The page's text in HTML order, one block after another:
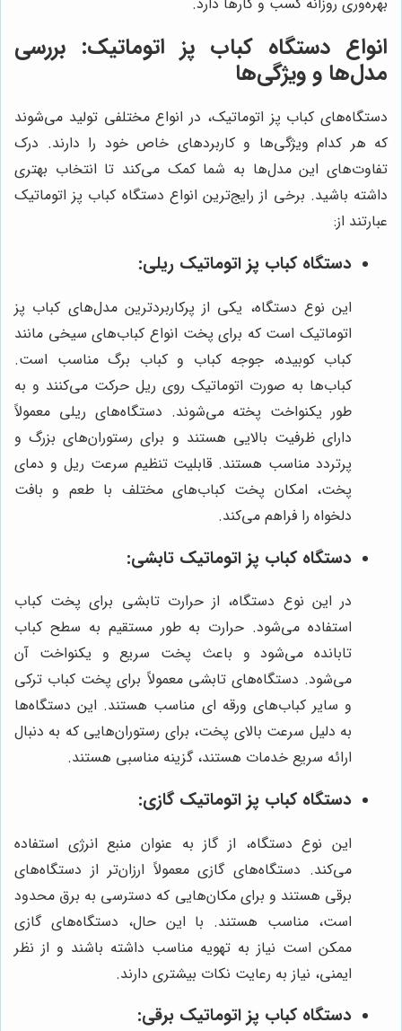
انواع دستگاه کباب پز اتوماتیک: بررسی
مدل‌ها و ویژگی‌ها
دستگاه‌های کباب پز اتوماتیک، در انواع مختلفی تولید می‌شوند
که هر کدام ویژگی‌ها و کاربردهای خاص خود را دارند. درک
تفاوت‌های این مدل‌ها به شما کمک می‌کند تا انتخاب بهتری
داشته باشید. برخی از رایج‌ترین انواع دستگاه کباب پز اتوماتیک
عبارتند از:
دستگاه کباب پز اتوماتیک ریلی:
این نوع دستگاه، یکی از پرکاربردترین مدل‌های کباب پز
اتوماتیک است که برای پخت انواع کباب‌های سیخی مانند
کباب کوبیده، جوجه کباب و کباب برگ مناسب است.
کباب‌ها به صورت اتوماتیک روی ریل حرکت می‌کنند و به
طور یکنواخت پخته می‌شوند. دستگاه‌های ریلی معمولاً
دارای ظرفیت بالایی هستند و برای رستوران‌های بزرگ و
پرتردد مناسب هستند. قابلیت تنظیم سرعت ریل و دمای
پخت، امکان پخت کباب‌های مختلف با طعم و بافت
دلخواه را فراهم می‌کند.
دستگاه کباب پز اتوماتیک تابشی:
در این نوع دستگاه، از حرارت تابشی برای پخت کباب
استفاده می‌شود. حرارت به طور مستقیم به سطح کباب
تابانده می‌شود و باعث پخت سریع و یکنواخت آن
می‌شود. دستگاه‌های تابشی معمولاً برای پخت کباب ترکی
و سایر کباب‌های ورقه ای مناسب هستند. این دستگاه‌ها
به دلیل سرعت بالای پخت، برای رستوران‌هایی که به دنبال
ارائه سریع خدمات هستند، گزینه مناسبی هستند.
دستگاه کباب پز اتوماتیک گازی:
این نوع دستگاه، از گاز به عنوان منبع انرژی استفاده
می‌کند. دستگاه‌های گازی معمولاً ارزان‌تر از دستگاه‌های
برقی هستند و برای مکان‌هایی که دسترسی به برق محدود
است، مناسب هستند. با این حال، دستگاه‌های گازی
ممکن است نیاز به تهویه مناسب داشته باشند و از نظر
ایمنی، نیاز به رعایت نکات بیشتری دارند.
دستگاه کباب پز اتوماتیک برقی: